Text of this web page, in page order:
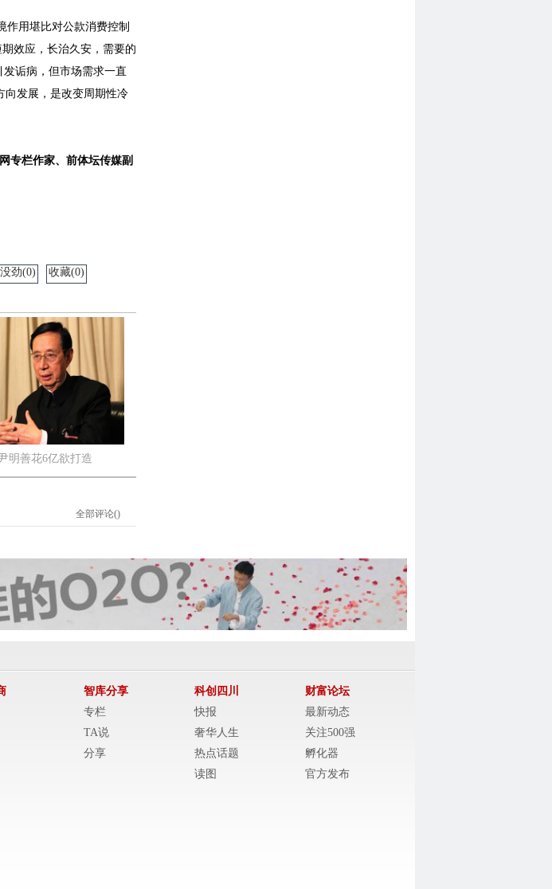
用堪比对公款消费控制
效应，长治久安，需要的
诟病，但市场需求一直
向发展，是改变周期性冷
专栏作家、前体坛传媒副
没劲(0) 收藏(0)
明善花6亿欲打造
全部评论()
智库分享
专栏
TA说
分享
科创四川
快报
奢华人生
热点话题
读图
财富论坛
最新动态
关注500强
孵化器
官方发布